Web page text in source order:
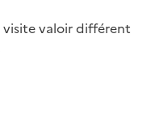
valoir différent